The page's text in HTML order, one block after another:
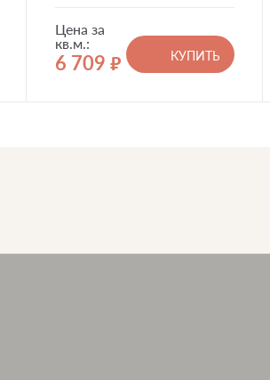
Цена за
кв.м.:
6 709 руб.
КУПИТЬ